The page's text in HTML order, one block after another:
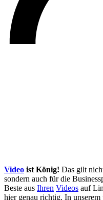
Video ist König! Das gilt
sondern auch für die
Beste aus Ihren Videos auf
hier genau richtig. In